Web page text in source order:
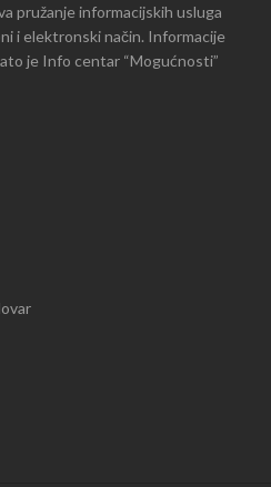
pružanje informacijskih usluga
i elektronski način. Informacije
je Info centar “Mogućnosti”